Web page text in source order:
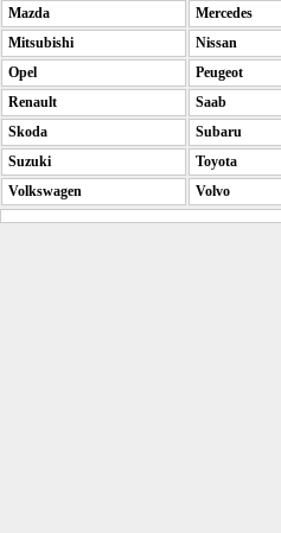
Mazda
Mercedes
Mitsubishi
Nissan
Opel
Peugeot
Renault
Saab
Skoda
Subaru
Suzuki
Toyota
Volkswagen
Volvo